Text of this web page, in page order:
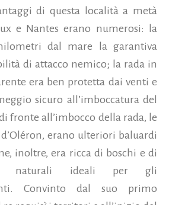
di questa località a metà
e Nantes erano numerosi: la
dal mare la garantiva
di attacco nemico; la rada in
era ben protetta dai venti e
sicuro all’imboccatura del
fronte all’imbocco della rada, le
d’Oléron, erano ulteriori baluardi
inoltre, era ricca di boschi e di
naturali ideali per gli
Convinto dal suo primo